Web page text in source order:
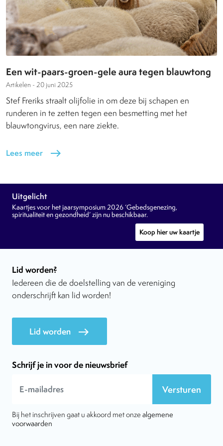
Een wit-paars-groen-gele aura tegen blauwtong
Artikelen - 20 juni 2025
Stef Freriks straalt olijfolie in om deze bij schapen en
runderen in te zetten tegen een besmetting met het
blauwtongvirus, een nare ziekte.
Lees meer east
Uitgelicht
Kaartjes voor het jaarsymposium 2026 ‘Gebedsgenezing,
spiritualiteit en gezondheid’ zijn nu beschikbaar.
Koop hier uw kaartje
Lid worden?
Iedereen die de doelstelling van de vereniging
onderschrijft kan lid worden!
Lid worden east
Schrijf je in voor de nieuwsbrief
Versturen
Bij het inschrijven gaat u akkoord met onze algemene
voorwaarden